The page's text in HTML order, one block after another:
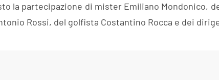
la partecipazione di mister Emiliano Mondonico,
Rossi, del golfista Costantino Rocca e dei